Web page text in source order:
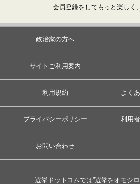
会員登録をしてもっと楽しく
政治家の方へ
サイトご利用案内
利用規約 よく
プライバシーポリシー 利用
お問い合わせ
選挙ドットコムでは”選挙をオモシロ